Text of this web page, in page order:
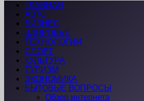
ГЛАВНАЯ
АВТО
БИЗНЕС
ЗДОРОВЬЕ
ТЕХНОЛОГИИ
СПОРТ
КУЛЬТУРА
ТУРИЗМ
ЭКОНОМИКА
БЫТОВЫЕ ВОПРОСЫ
Обзор интернета